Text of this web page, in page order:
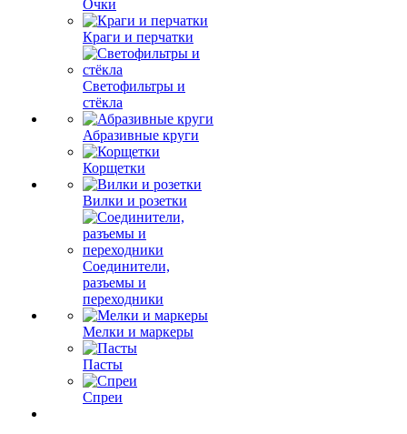
Очки
Краги и перчатки
Светофильтры и
стёкла
Абразивные круги
Корщетки
Вилки и розетки
Соединители,
разъемы и
переходники
Мелки и маркеры
Пасты
Спреи